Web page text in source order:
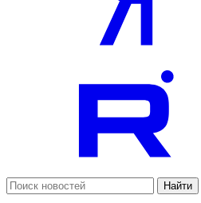
Найти